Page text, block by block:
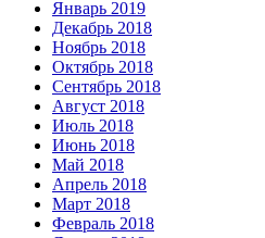
Январь 2019
Декабрь 2018
Ноябрь 2018
Октябрь 2018
Сентябрь 2018
Август 2018
Июль 2018
Июнь 2018
Май 2018
Апрель 2018
Март 2018
Февраль 2018